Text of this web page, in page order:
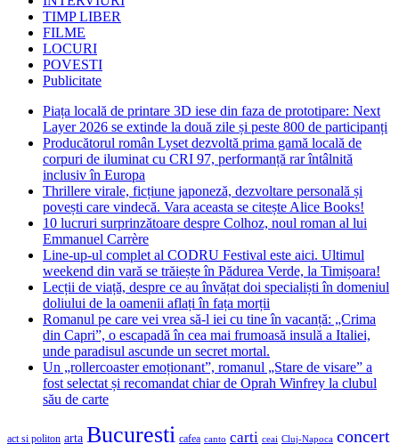
TIMP LIBER
FILME
LOCURI
POVESTI
Publicitate
Piața locală de printare 3D iese din faza de prototipare: Next
Layer 2026 se extinde la două zile și peste 800 de participanți
Producătorul român Lyset dezvoltă prima gamă locală de
corpuri de iluminat cu CRI 97, performanță rar întâlnită
inclusiv în Europa
Thrillere virale, ficțiune japoneză, dezvoltare personală și
povești care vindecă. Vara aceasta se citește Alice Books!
10 lucruri surprinzătoare despre Colhoz, noul roman al lui
Emmanuel Carrère
Line-up-ul complet al CODRU Festival este aici. Ultimul
weekend din vară se trăiește în Pădurea Verde, la Timișoara!
Lecții de viață, despre ce au învățat doi specialiști în domeniul
doliului de la oamenii aflați în fața morții
Romanul pe care vei vrea să-l iei cu tine în vacanță: „Crima
din Capri”, o escapadă în cea mai frumoasă insulă a Italiei,
unde paradisul ascunde un secret mortal.
Un „rollercoaster emoționant”, romanul „Stare de visare” a
fost selectat și recomandat chiar de Oprah Winfrey la clubul
său de carte
act si politon arta Bucuresti cafea canto carti ceai Cluj-Napoca concert